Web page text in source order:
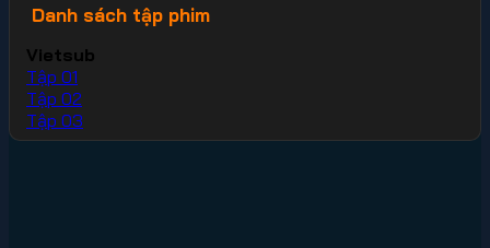
Danh sách tập phim
Vietsub
Tập 01
Tập 02
Tập 03